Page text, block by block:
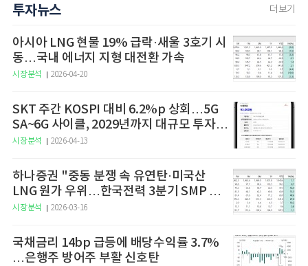
투자뉴스 더보기
아시아 LNG 현물 19% 급락·새울 3호기 시
동…국내 에너지 지형 대전환 가속
시장분석 2026-04-20
SKT 주간 KOSPI 대비 6.2%p 상회…5G
SA~6G 사이클, 2029년까지 대규모 투자
예고
시장분석 2026-04-13
하나증권 "중동 분쟁 속 유연탄·미국산
LNG 원가 우위…한국전력 3분기 SMP 상
승 전망"
시장분석 2026-03-16
국채금리 14bp 급등에 배당수익률 3.7%
…은행주 방어주 부활 신호탄